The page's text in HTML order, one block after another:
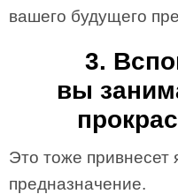
вашего будущего
3.
вы
Это тоже привнесет
предназначение.